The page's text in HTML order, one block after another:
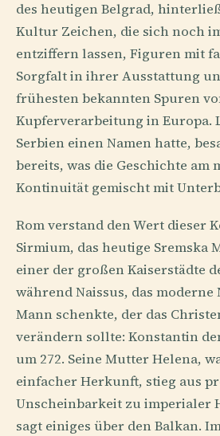
des heutigen Belgrad,
Kultur Zeichen, die sich noch
entziffern lassen, Figuren mit
Sorgfalt in ihrer Ausstattung
frühesten bekannten Spuren
Kupferverarbeitung in Europa.
Serbien einen Namen hatte,
bereits, was die Geschichte am
Kontinuität gemischt mit
Rom verstand den Wert dieser
Sirmium, das heutige Sremska
einer der großen Kaiserstädte
während Naissus, das moderne
Mann schenkte, der das
verändern sollte: Konstantin
um 272. Seine Mutter Helena,
einfacher Herkunft, stieg aus
Unscheinbarkeit zu imperialer
sagt einiges über den Balkan.